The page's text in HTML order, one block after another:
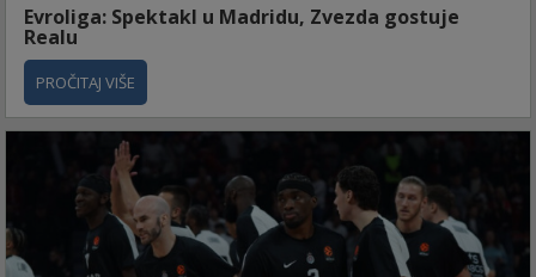
Evroliga: Spektakl u Madridu, Zvezda gostuje
Realu
PROČITAJ VIŠE